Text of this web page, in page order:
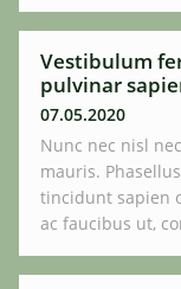
Vestibulum
pulvinar
07.05.2020
Nunc nec nisl
mauris.
tincidunt sapien
ac faucibus ut,